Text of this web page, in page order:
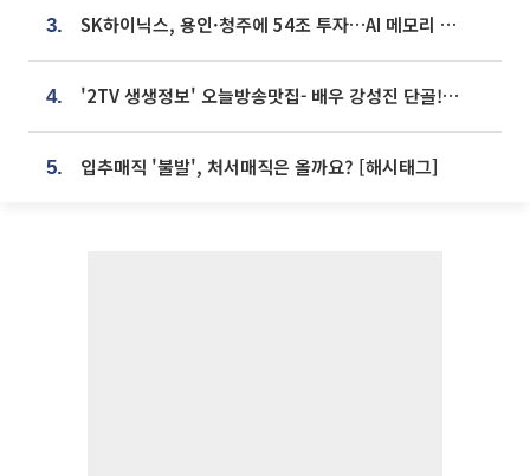
3. SK하이닉스, 용인·청주에 54조 투자…AI 메모리 생산기지 키운다
4. '2TV 생생정보' 오늘방송맛집- 배우 강성진 단골! 쌀국수ㆍ푸팟퐁 커리 맛집 '블○○○'
5. 입추매직 '불발', 처서매직은 올까요? [해시태그]